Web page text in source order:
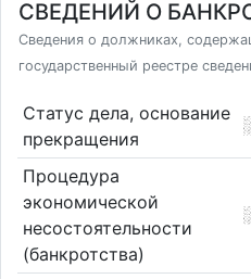
СВЕДЕНИЙ О
Сведения о должниках,
государственный реестре
Статус дела, основание
прекращения
Процедура
экономической
несостоятельности
(банкротства)